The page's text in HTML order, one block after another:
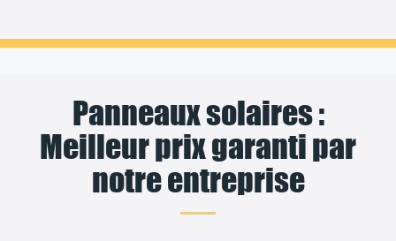
Panneaux solaires :
Meilleur prix garanti par
notre entreprise